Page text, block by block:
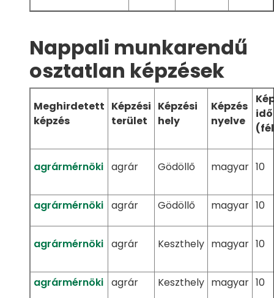
Nappali munkarendű
osztatlan képzések
Meghirdetett
képzés
Képzési
terület
Képzési
hely
Képzés
nyelve
idő
agrármérnöki agrár Gödöllő magyar 10
agrármérnöki agrár Gödöllő magyar 10
agrármérnöki agrár Keszthely magyar 10
agrármérnöki agrár Keszthely magyar 10